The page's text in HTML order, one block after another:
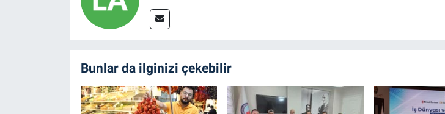
Bunlar da ilginizi çekebilir